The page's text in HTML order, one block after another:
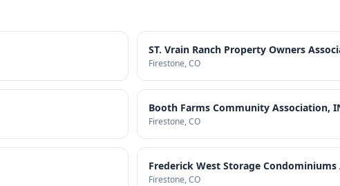
ST. Vrain Ranch Property Owners
Firestone, CO
Booth Farms Community Association,
Firestone, CO
Frederick West Storage
Firestone, CO